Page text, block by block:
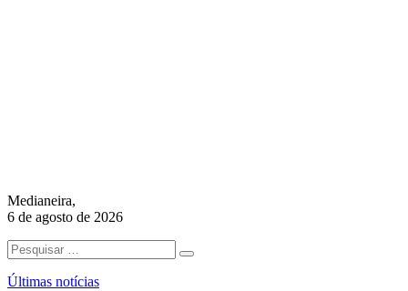
Medianeira,
6 de agosto de 2026
Últimas notícias